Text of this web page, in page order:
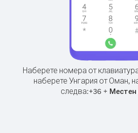
Наберете номера от
наберете Унгария от Оман,
следва:+36 +